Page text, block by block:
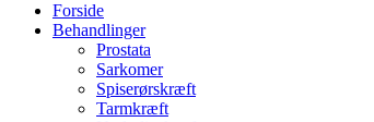
Forside
Behandlinger
Prostata
Sarkomer
Spiserørskræft
Tarmkræft